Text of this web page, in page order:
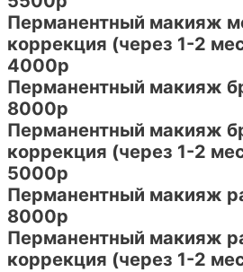
Перманентный макияж
коррекция (через 1-2
4000р
Перманентный макияж
8000р
Перманентный макияж
коррекция (через 1-2
5000р
Перманентный макияж
8000р
Перманентный макияж
коррекция (через 1-2